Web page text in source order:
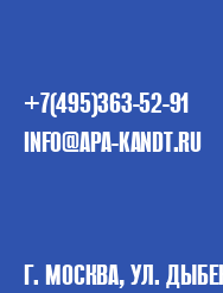
+7(495)363-52-91
INFO@APA-KANDT.RU
Г. МОСКВА, УЛ.